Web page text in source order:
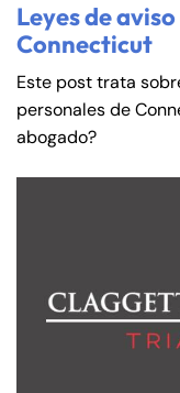
Leyes de
Connecticut
Este post trata
personales de
abogado?